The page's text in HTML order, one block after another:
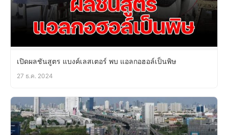
เปิดผลชันสูตร แบงค์เลสเตอร์ พบ แอลกอฮอล์เป็นพิษ
27 ธ.ค. 2024